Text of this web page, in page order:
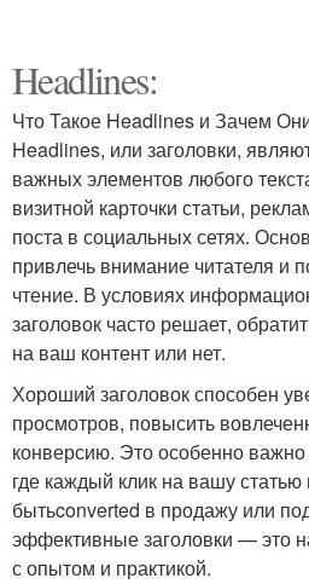
Headlines:
Что Такое Headlines и Зачем
Headlines, или заголовки,
важных элементов любого
визитной карточки статьи,
поста в социальных сетях.
привлечь внимание читателя и
чтение. В условиях
заголовок часто решает,
на ваш контент или нет.
Хороший заголовок способен
просмотров, повысить
конверсию. Это особенно важно
где каждый клик на вашу
бытьconverted в продажу или
эффективные заголовки — это
с опытом и практикой.